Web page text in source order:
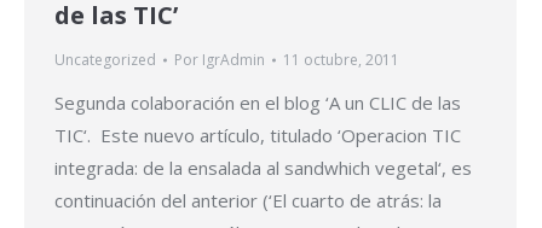
de las TIC’
Uncategorized Por IgrAdmin 11 octubre, 2011
Segunda colaboración en el blog ‘A un CLIC de las
TIC‘. Este nuevo artículo, titulado ‘Operacion TIC
integrada: de la ensalada al sandwhich vegetal‘, es
continuación del anterior (‘El cuarto de atrás: la